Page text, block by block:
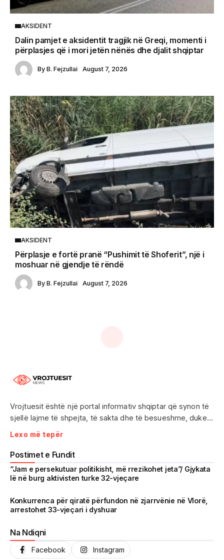
AKSIDENT
Dalin pamjet e aksidentit tragjik në Greqi, momenti i
përplasjes që i mori jetën nënës dhe djalit shqiptar
By B. Fejzullai August 7, 2026
AKSIDENT
Përplasje e fortë pranë “Pushimit të Shoferit”, një i
moshuar në gjendje të rëndë
By B. Fejzullai August 7, 2026
Vrojtuesit është një portal informativ shqiptar që synon të
sjellë lajme të shpejta, të sakta dhe të besueshme, duke
treguar realitetin pa çensurë. Fokus i punës sonë janë
ngjarjet e aktualitetit, problematikat sociale, denoncimet
qytetare dhe zhvillimet që prekin drejtpërdrejt jetën e
përditshme të shqiptarëve.
arritura në një kohë shumë të shkurtër, Vrojtuesit është
kthyer në një zë të fortë informimi dhe një pasqyrë reale të
Lexo më tepër
Postimet e Fundit
“Jam e persekutuar politikisht, më rrezikohet jeta”/ Gjykata
lë në burg aktivisten turke 32-vjeçare
Konkurrenca për qiratë përfundon në zjarrvënie në Vlorë,
arrestohet 33-vjeçari i dyshuar
Na Ndiqni
Facebook Instagram